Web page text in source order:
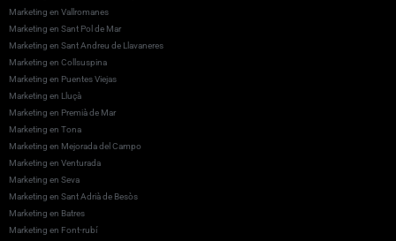
Marketing en Vallromanes
Marketing en Sant Pol de Mar
Marketing en Sant Andreu de Llavaneres
Marketing en Collsuspina
Marketing en Puentes Viejas
Marketing en Lluçà
Marketing en Premià de Mar
Marketing en Tona
Marketing en Mejorada del Campo
Marketing en Venturada
Marketing en Seva
Marketing en Sant Adrià de Besòs
Marketing en Batres
Marketing en Font-rubí